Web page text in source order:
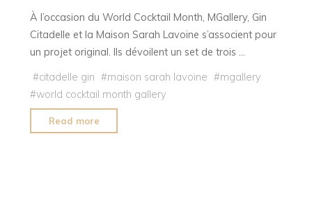
À l’occasion du World Cocktail Month, MGallery, Gin
Citadelle et la Maison Sarah Lavoine s’associent pour
un projet original. Ils dévoilent un set de trois …
#citadelle gin #maison sarah lavoine #mgallery
#world cocktail month gallery
Read more
Cocktail